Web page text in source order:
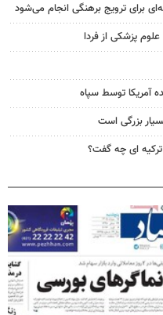
برای ترویج برهنگی انجام می‌شود
پزشکی از فردا
آمریکا توسط سپاه
بزرگی است
ترکیه ای چه گفت؟